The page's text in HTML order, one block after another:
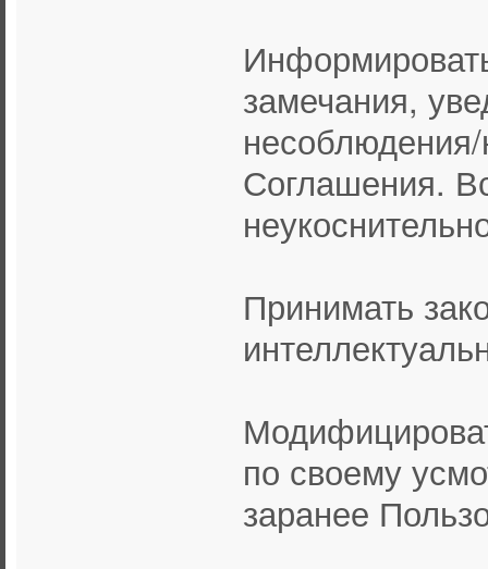
замечания,
Соглашения.
Принимать
по своему
заранее